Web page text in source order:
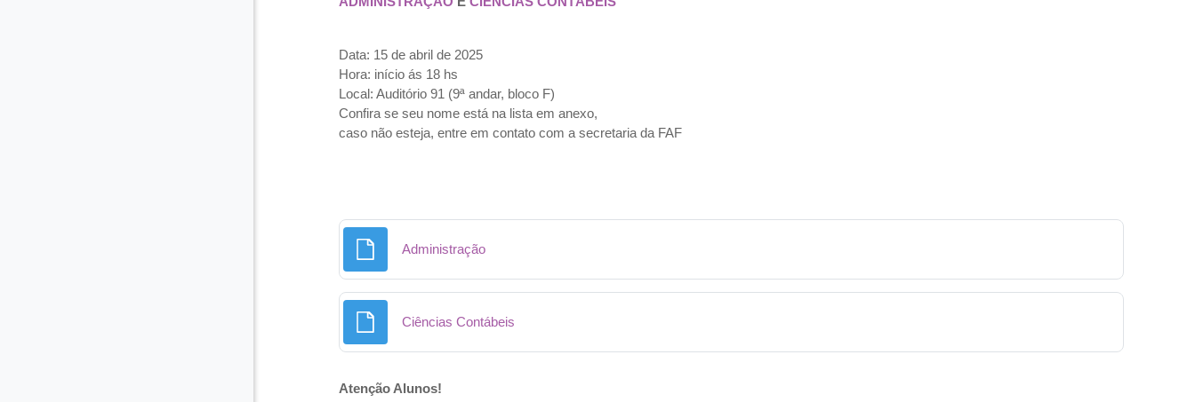
Data: 15 de abril de 2025
Hora: início ás 18 hs
Local: Auditório 91 (9ª andar, bloco F)
Confira se seu nome está na lista em anexo,
caso não esteja, entre em contato com a secretaria da FAF
AdministraçãoArquivo
Ciências Contábeis
Atenção Alunos!